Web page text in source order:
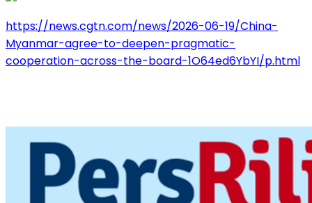
https://news.cgtn.com/news/2026-06-19/China-
Myanmar-agree-to-deepen-pragmatic-
cooperation-across-the-board-1O64ed6YbYI/p.html